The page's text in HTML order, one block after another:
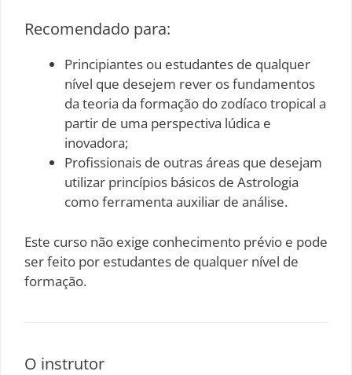
Recomendado para:
Principiantes ou estudantes de qualquer
nível que desejem rever os fundamentos
da teoria da formação do zodíaco tropical a
partir de uma perspectiva lúdica e
inovadora;
Profissionais de outras áreas que desejam
utilizar princípios básicos de Astrologia
como ferramenta auxiliar de análise.
Este curso não exige conhecimento prévio e pode
ser feito por estudantes de qualquer nível de
formação.
O instrutor